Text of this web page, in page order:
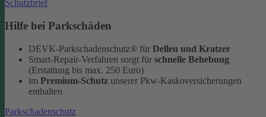
Schutzbrief
Hilfe bei Parkschäden
DEVK-Parkschadenschutz® für Dellen und Kratzer
Smart-Repair-Verfahren sorgt für schnelle Behebung
(Erstattung bis max. 250 Euro)
im Premium-Schutz unserer Pkw-Kaskoversicherungen
enthalten
Parkschadenschutz